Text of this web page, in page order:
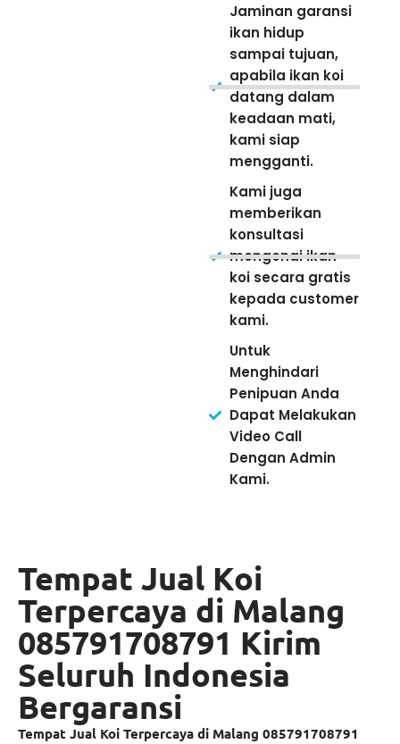
Jaminan garansi
ikan hidup
sampai tujuan,
apabila ikan koi
datang dalam
keadaan mati,
kami siap
mengganti.
Kami juga
memberikan
konsultasi
mengenai ikan
koi secara gratis
kepada customer
kami.
Untuk
Menghindari
Penipuan Anda
Dapat Melakukan
Video Call
Dengan Admin
Kami.
Tempat Jual Koi
Terpercaya di Malang
085791708791 Kirim
Seluruh Indonesia
Bergaransi
Tempat Jual Koi Terpercaya di Malang 085791708791